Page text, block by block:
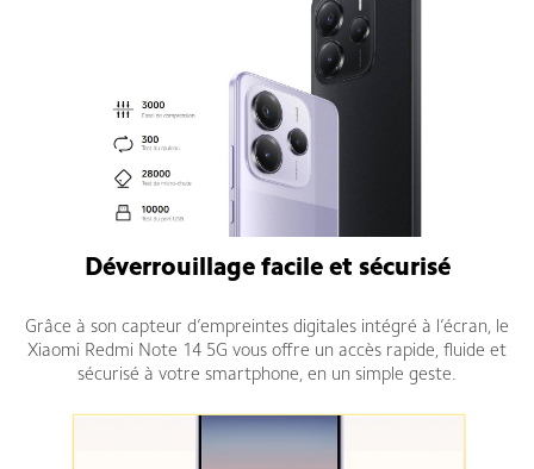
Déverrouillage facile et sécurisé
Grâce à son capteur d’empreintes digitales intégré à l’écran, le
Xiaomi Redmi Note 14 5G vous offre un accès rapide, fluide et
sécurisé à votre smartphone, en un simple geste.